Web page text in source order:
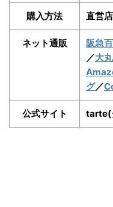
購入方法 直営
ネット通販 阪急
／大
グ／
公式サイト tarte(